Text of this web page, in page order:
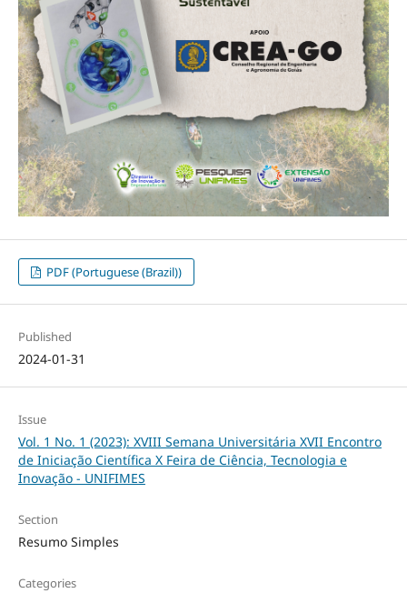
PDF (Portuguese (Brazil))
Published
2024-01-31
Issue
Vol. 1 No. 1 (2023): XVIII Semana Universitária XVII Encontro
de Iniciação Científica X Feira de Ciência, Tecnologia e
Inovação - UNIFIMES
Section
Resumo Simples
Categories